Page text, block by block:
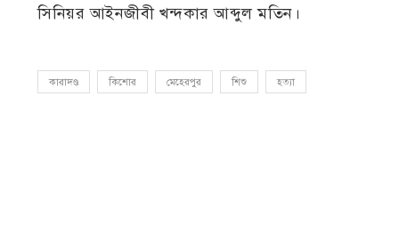
সিনিয়র আইনজীবী খন্দকার আব্দুল মতিন।
কারাদণ্ড কিশোর মেহেরপুর শিশু হত্যা